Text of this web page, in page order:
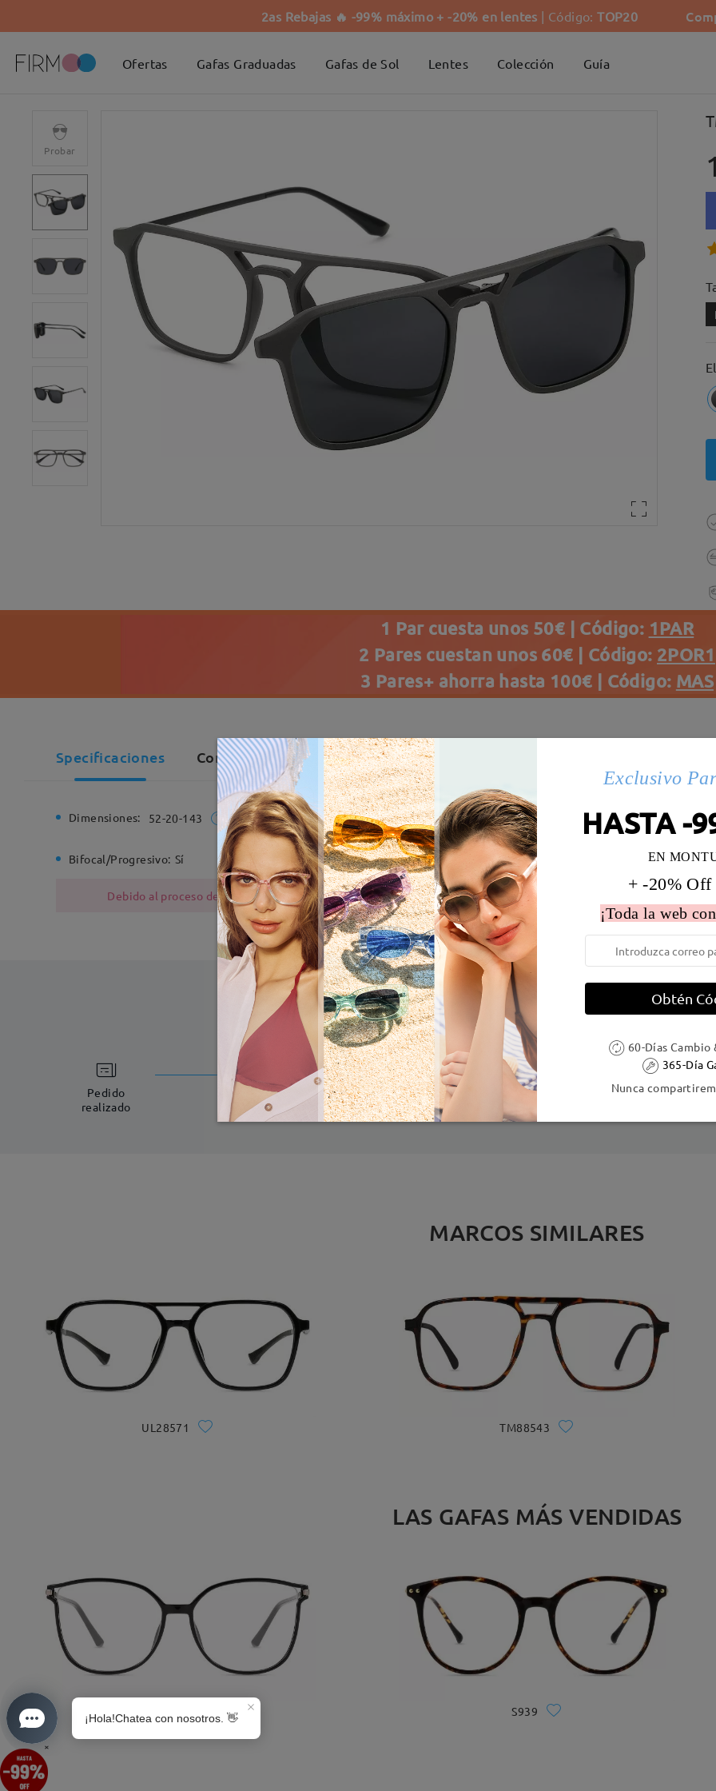
2as Rebajas 🔥 -99% máximo + -20% en lentes | Código:TOP20
Ofertas Gafas Graduadas Gafas de Sol Lentes Colección Guía
×
Probar
L
1 Par cuesta unos 50€ | Código: 1PAR
2 Pares cuestan unos 60€ | Código: 2POR1
3 Pares+ ahorra hasta 100€ | Código: MAS
Specificaciones Comentarios de Clientes(11)
Dimensiones: 52-20-143 Ancho de la montura: 138 mm (Largo) Diametro de lentes: 54 mm
Bifocal/Progresivo: Sí Bisagra de resorte: No Material de la montura: Tr
Debido al proceso de fabricación, las monturas metálicas contienen níquel. Los clientes con antecedentes de
DELIVERY
Pedido
realizado
Fabricación
5-7 días laborales detalles
MARCOS SIMILARES
UL28571 TM88543
LAS GAFAS MÁS VENDIDAS
S939
Exclusivo
HASTA -
EN
+ -20% Off
¡Toda la web
Obtén
60-Días Cambio
365-Día
Nunca